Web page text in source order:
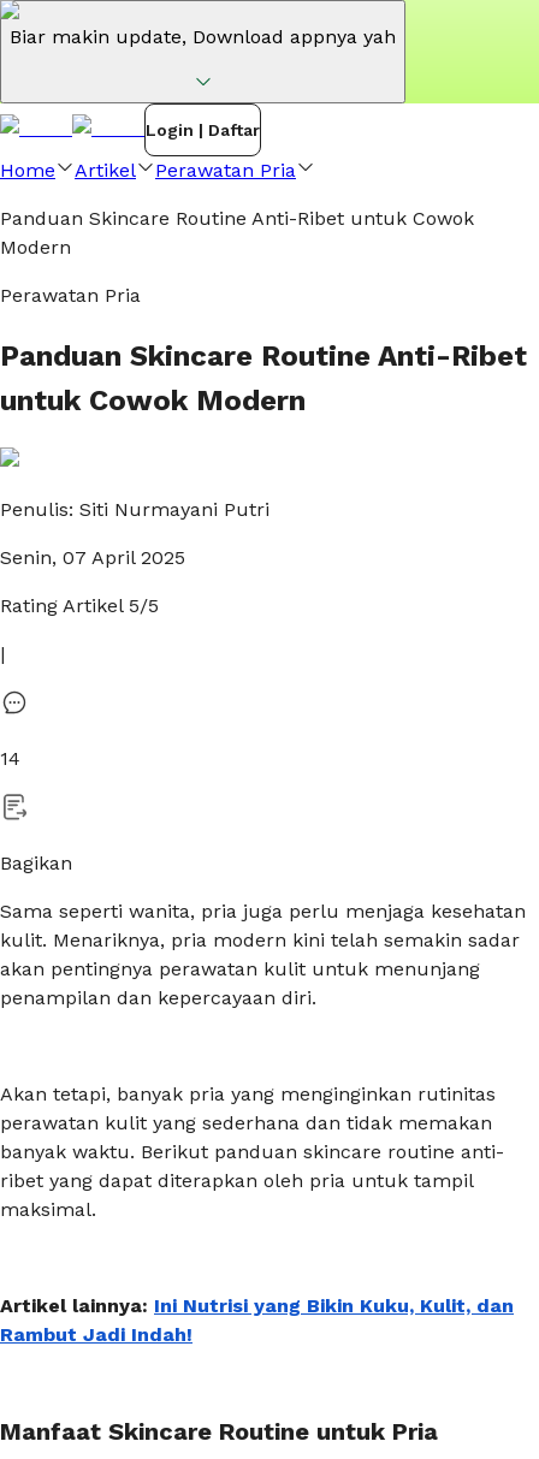
Biar makin update, Download appnya yah
Login | Daftar
Home Artikel Perawatan Pria
Panduan Skincare Routine Anti-Ribet untuk Cowok
Modern
Perawatan Pria
Panduan Skincare Routine Anti-Ribet
untuk Cowok Modern
Penulis: Siti Nurmayani Putri
Senin, 07 April 2025
Rating Artikel 5/5
|
14
Bagikan
Sama seperti wanita, pria juga perlu menjaga kesehatan
kulit. Menariknya, pria modern kini telah semakin sadar
akan pentingnya perawatan kulit untuk menunjang
penampilan dan kepercayaan diri.
Akan tetapi, banyak pria yang menginginkan rutinitas
perawatan kulit yang sederhana dan tidak memakan
banyak waktu. Berikut panduan skincare routine anti-
ribet yang dapat diterapkan oleh pria untuk tampil
maksimal.
Artikel lainnya: Ini Nutrisi yang Bikin Kuku, Kulit, dan
Rambut Jadi Indah!
Manfaat Skincare Routine untuk Pria